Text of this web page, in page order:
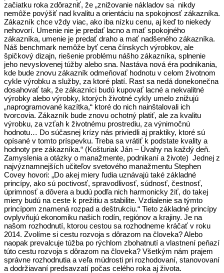
začiatku roka zdôrazniť, že „znižovanie nákladov sa nikdy
nemôže povýšiť nad kvalitu a orientáciu na spokojnosť zákazníka.
Zákazník chce vždy viac, ako iba nízku cenu, aj keď to niekedy
nehovorí. Umenie nie je predať lacno a mať spokojného
zákazníka, umenie je predať draho a mať nadšeného zákazníka.
Náš benchmark nemôže byť cena čínskych výrobkov, ale
špičkový dizajn, riešenie problému nášho zákazníka, splnenie
jeho nevyslovenej túžby alebo sna. Nastáva nová éra podnikania,
kde bude znovu zákazník odmeňovať hodnotu v celom životnom
cykle výrobku a služby, za ktoré platí. Rast sa nedá donekonečna
dosahovať tak, že zákazníci budú kupovať lacné a nekvalitné
výrobky alebo výrobky, ktorých životné cykly umelo znižujú
„naprogramované kazítka,“ ktoré do nich nainštalovali ich
tvorcovia. Zákazník bude znovu ochotný platiť, ale za kvalitu
výrobku, za vzťah k životnému prostrediu, za výnimočnú
hodnotu… Do súčasnej krízy nás priviedli aj praktiky, ktoré sú
opísané v tomto príspevku. Treba sa vrátiť k podstate kvality a
hodnoty pre zákazníka.“ (Košturiak Ján – Úvahy na každý deň.
Zamyslenia a otázky o manažmente, podnikaní a živote) Jednej z
najvýznamnejších učiteľov svetového manažmentu Stephen
Covey hovori: „Do akej miery ľudia uznávajú také základné
princípy, ako sú poctivosť, spravodlivosť, súdnosť, čestnosť,
úprimnosť a dôvera a budú podľa nich harmonicky žiť, do takej
miery budú na ceste k prežitiu a stabilite. Vzdialenie sa týmto
princípom znamená rozpad a deštrukciu.“ Tieto základné princípy
ovplyvňujú ekonomiku našich rodín, regiónov a krajiny. Je na
našom rozhodnutí, ktorou cestou sa rozhodneme kráčať v roku
2014. Zvolíme si cestu rozvoja s dôrazom na človeka? Alebo
naopak prevalcuje túžba po rýchlom zbohatnutí a vlastnení peňazí
túto cestu rozvoja s dôrazom na človeka? Všetkým nám prajem
správne rozhodnutia a veľa múdrosti pri rozhodovaní, stanovovaní
a dodržiavaní predsavzatí počas celého roka aj života.